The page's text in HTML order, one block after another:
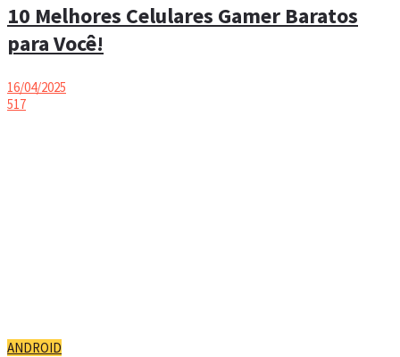
10 Melhores Celulares Gamer Baratos
para Você!
16/04/2025
517
ANDROID